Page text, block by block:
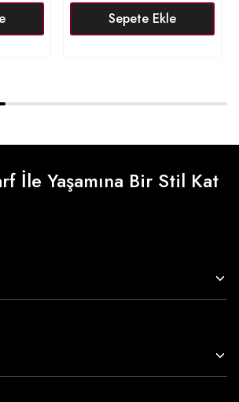
Sepete Ekle
İle Yaşamına Bir Stil Kat